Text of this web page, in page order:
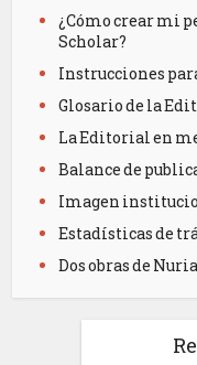
¿Cómo crear mi
Scholar?
Instrucciones
Glosario de la
La Editorial en
Balance de
Imagen
Estadísticas de
Dos obras de